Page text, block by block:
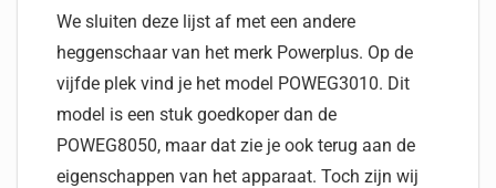
We sluiten deze lijst af met een andere
heggenschaar van het merk Powerplus. Op de
vijfde plek vind je het model POWEG3010. Dit
model is een stuk goedkoper dan de
POWEG8050, maar dat zie je ook terug aan de
eigenschappen van het apparaat. Toch zijn wij